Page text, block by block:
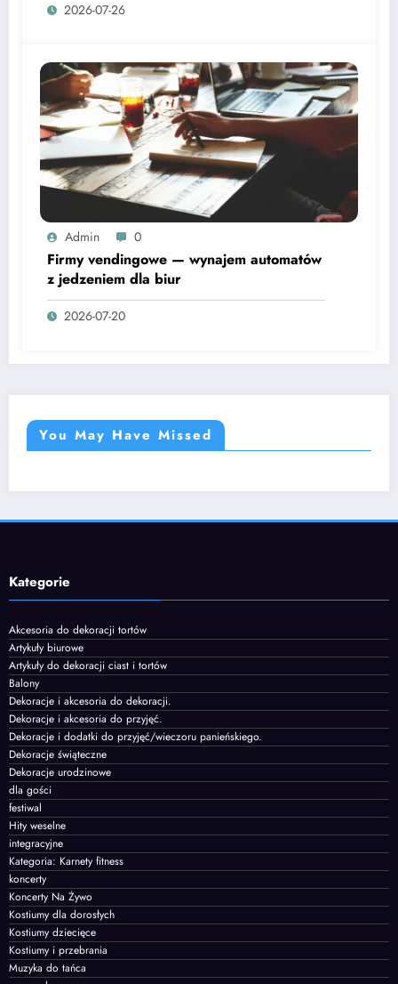
2026-07-26
Admin 0
Firmy vendingowe — wynajem automatów
z jedzeniem dla biur
2026-07-20
You May Have Missed
Kategorie
Akcesoria do dekoracji tortów
Artykuły biurowe
Artykuły do dekoracji ciast i tortów
Balony
Dekoracje i akcesoria do dekoracji.
Dekoracje i akcesoria do przyjęć.
Dekoracje i dodatki do przyjęć/wieczoru panieńskiego.
Dekoracje świąteczne
Dekoracje urodzinowe
dla gości
festiwal
Hity weselne
integracyjne
Kategoria: Karnety fitness
koncerty
Koncerty Na Żywo
Kostiumy dla dorosłych
Kostiumy dziecięce
Kostiumy i przebrania
Muzyka do tańca